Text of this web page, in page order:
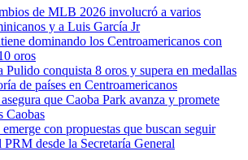
de MLB 2026 involucró a varios
y a Luis García Jr
dominando los Centroamericanos con
oros
Pulido conquista 8 oros y supera en medallas
de países en Centroamericanos
que Caoba Park avanza y promete
Caobas
con propuestas que buscan seguir
desde la Secretaría General